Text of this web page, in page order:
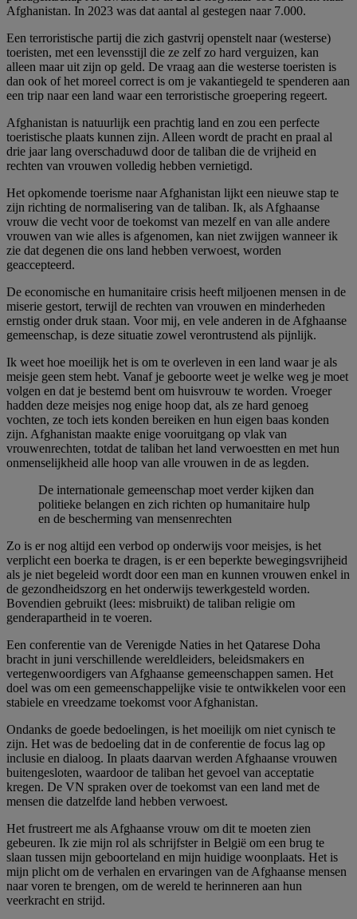
Afghanistan. In 2023 was dat aantal al gestegen naar 7.000.
Een terroristische partij die zich gastvrij openstelt naar (westerse)
toeristen, met een levensstijl die ze zelf zo hard verguizen, kan
alleen maar uit zijn op geld. De vraag aan die westerse toeristen is
dan ook of het moreel correct is om je vakantiegeld te spenderen aan
een trip naar een land waar een terroristische groepering regeert.
Afghanistan is natuurlijk een prachtig land en zou een perfecte
toeristische plaats kunnen zijn. Alleen wordt de pracht en praal al
drie jaar lang overschaduwd door de taliban die de vrijheid en
rechten van vrouwen volledig hebben vernietigd.
Het opkomende toerisme naar Afghanistan lijkt een nieuwe stap te
zijn richting de normalisering van de taliban. Ik, als Afghaanse
vrouw die vecht voor de toekomst van mezelf en van alle andere
vrouwen van wie alles is afgenomen, kan niet zwijgen wanneer ik
zie dat degenen die ons land hebben verwoest, worden
geaccepteerd.
De economische en humanitaire crisis heeft miljoenen mensen in de
miserie gestort, terwijl de rechten van vrouwen en minderheden
ernstig onder druk staan. Voor mij, en vele anderen in de Afghaanse
gemeenschap, is deze situatie zowel verontrustend als pijnlijk.
Ik weet hoe moeilijk het is om te overleven in een land waar je als
meisje geen stem hebt. Vanaf je geboorte weet je welke weg je moet
volgen en dat je bestemd bent om huisvrouw te worden. Vroeger
hadden deze meisjes nog enige hoop dat, als ze hard genoeg
vochten, ze toch iets konden bereiken en hun eigen baas konden
zijn. Afghanistan maakte enige vooruitgang op vlak van
vrouwenrechten, totdat de taliban het land verwoestten en met hun
onmenselijkheid alle hoop van alle vrouwen in de as legden.
De internationale gemeenschap moet verder kijken dan
politieke belangen en zich richten op humanitaire hulp
en de bescherming van mensenrechten
Zo is er nog altijd een verbod op onderwijs voor meisjes, is het
verplicht een boerka te dragen, is er een beperkte bewegingsvrijheid
als je niet begeleid wordt door een man en kunnen vrouwen enkel in
de gezondheidszorg en het onderwijs tewerkgesteld worden.
Bovendien gebruikt (lees: misbruikt) de taliban religie om
genderapartheid in te voeren.
Een conferentie van de Verenigde Naties in het Qatarese Doha
bracht in juni verschillende wereldleiders, beleidsmakers en
vertegenwoordigers van Afghaanse gemeenschappen samen. Het
doel was om een gemeenschappelijke visie te ontwikkelen voor een
stabiele en vreedzame toekomst voor Afghanistan.
Ondanks de goede bedoelingen, is het moeilijk om niet cynisch te
zijn. Het was de bedoeling dat in de conferentie de focus lag op
inclusie en dialoog. In plaats daarvan werden Afghaanse vrouwen
buitengesloten, waardoor de taliban het gevoel van acceptatie
kregen. De VN spraken over de toekomst van een land met de
mensen die datzelfde land hebben verwoest.
Het frustreert me als Afghaanse vrouw om dit te moeten zien
gebeuren. Ik zie mijn rol als schrijfster in België om een brug te
slaan tussen mijn geboorteland en mijn huidige woonplaats. Het is
mijn plicht om de verhalen en ervaringen van de Afghaanse mensen
naar voren te brengen, om de wereld te herinneren aan hun
veerkracht en strijd.